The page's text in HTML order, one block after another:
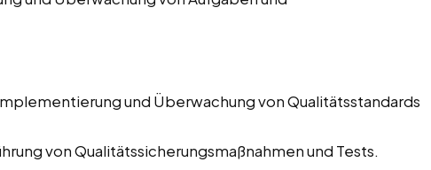
und Überwachung von Qualitätsstandards
von Qualitätssicherungsmaßnahmen und Tests.